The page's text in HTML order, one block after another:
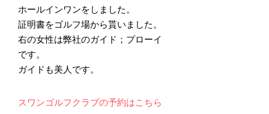
ホールインワンをしました。
証明書をゴルフ場から貰いました。
右の女性は弊社のガイド；プローイ
です。
ガイドも美人です。
スワンゴルフクラブの予約はこちら